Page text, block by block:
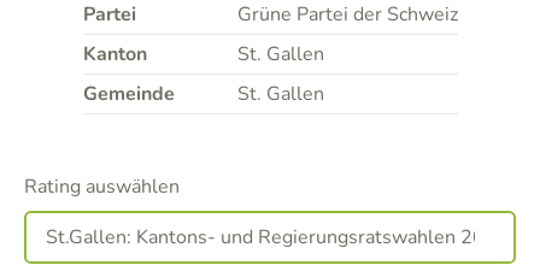
Partei
Grüne Partei der Schweiz
Kanton
St. Gallen
Gemeinde
St. Gallen
Rating auswählen